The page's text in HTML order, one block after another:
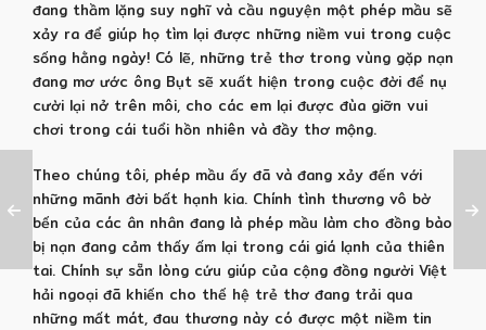
đang thầm lặng suy nghĩ và cầu nguyện một phép mầu sẽ
xảy ra để giúp họ tìm lại được những niềm vui trong cuộc
sống hằng ngày! Có lẽ, những trẻ thơ trong vùng gặp nạn
đang mơ ước ông Bụt sẽ xuất hiện trong cuộc đời để nụ
cười lại nở trên môi, cho các em lại được đùa giỡn vui
chơi trong cái tuổi hồn nhiên và đầy thơ mộng.
Theo chúng tôi, phép mầu ấy đã và đang xảy đến với
những mãnh đời bất hạnh kia. Chính tình thương vô bờ
bến của các ân nhân đang là phép mầu làm cho đồng bào
bị nạn đang cảm thấy ấm lại trong cái giá lạnh của thiên
tai. Chính sự sẵn lòng cứu giúp của cộng đồng người Việt
hải ngoại đã khiến cho thế hệ trẻ thơ đang trải qua
những mất mát, đau thương này có được một niềm tin